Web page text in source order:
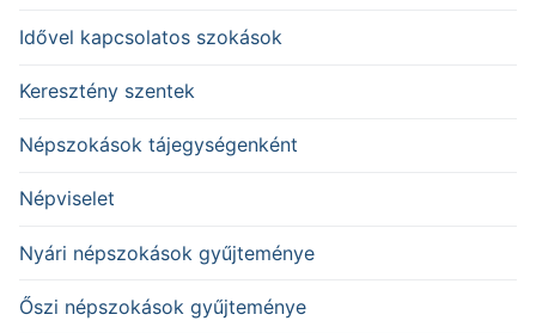
Idővel kapcsolatos szokások
Keresztény szentek
Népszokások tájegységenként
Népviselet
Nyári népszokások gyűjteménye
Őszi népszokások gyűjteménye